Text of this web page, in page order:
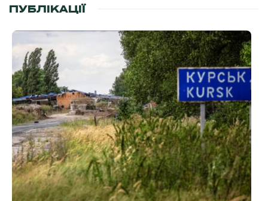
ПУБЛІКАЦІЇ